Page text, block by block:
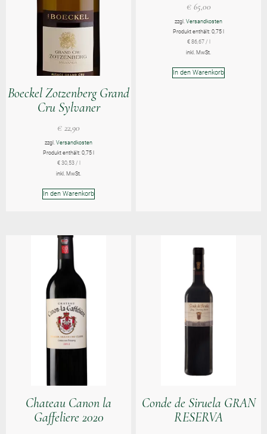
Boeckel Zotzenberg Grand
Cru Sylvaner
€ 22,90
zzgl. Versandkosten
Produkt enthält: 0,75
€30,53/
inkl. MwSt.
In den Warenkorb
€65,00
zzgl. Versandkosten
Produkt enthält: 0,75
€86,67/
inkl. MwSt.
In den Warenkorb
Chateau Canon la
Gaffeliere 2020
Conde de Siruela GRAN
RESERVA